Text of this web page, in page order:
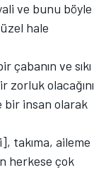
ve bunu böyle
hale
ve sıkı
zorluk olacağını
bir insan olarak
takıma, aileme
herkese çok